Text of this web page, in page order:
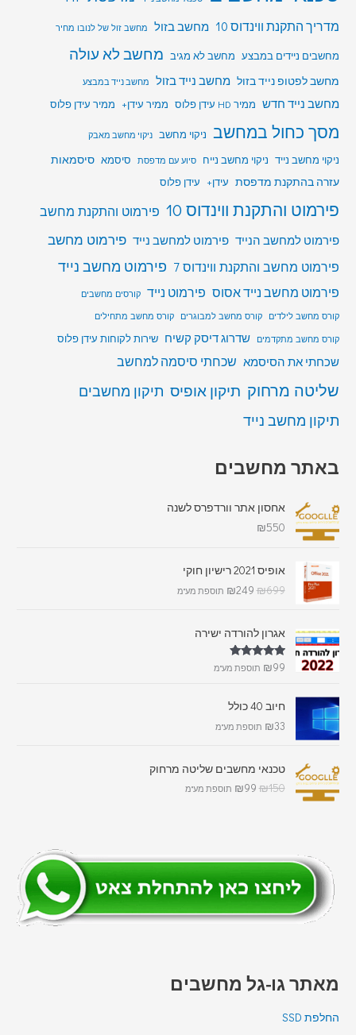
מדריך התקנת ווינדוס 10 מחשב בזול מחשב זול של לנובו מחיר
מחשבים ניידים במבצע מחשב לא מגיב מחשב לא עולה
מחשב לפטופ נייד בזול מחשב נייד בזול מחשב נייד במבצע
מחשב נייד חדש ממיר HD עידן פלוס ממיר עידן+ ממיר עידן פלוס
מסך כחול במחשב ניקוי מחשב ניקוי מחשב מאבק
ניקוי מחשב נייד ניקוי מחשב נייח סיוע עם מדפסת סיסמא סיסמאות
עזרה בהתקנת מדפסת עידן+ עידן פלוס
פירמוט והתקנת ווינדוס 10 פירמוט והתקנת מחשב
פירמוט למחשב הנייד פירמוט למחשב נייד פירמוט מחשב
פירמוט מחשב והתקנת ווינדוס 7
פירמוט מחשב נייד
פירמוט מחשב נייד אסוס פירמוט נייד קורסים מחשבים
קורס מחשב לילדים
קורס מחשב למבוגרים
קורס מחשב מתחילים
קורס מחשב מתקדמים
שדרוג דיסק קשיח שירות לקוחות עידן פלוס
שכחתי את הסיסמא שכחתי סיסמה למחשב
שליטה מרחוק תיקון אופיס תיקון מחשבים
תיקון מחשב נייד
באתר מחשבים
אחסון אתר וורדפרס לשנה
₪550
אופיס 2021 רישיון חוקי
₪699
₪249 תוספת מע"מ
אגרון להורדה ישירה
דורג 5.00 ₪99 תוספת מע"מ
חיוב 40 כולל
₪33 תוספת מע"מ
טכנאי מחשבים שליטה מרחוק
₪150
₪99 תוספת מע"מ
מאתר גו-גל מחשבים
החלפת SSD